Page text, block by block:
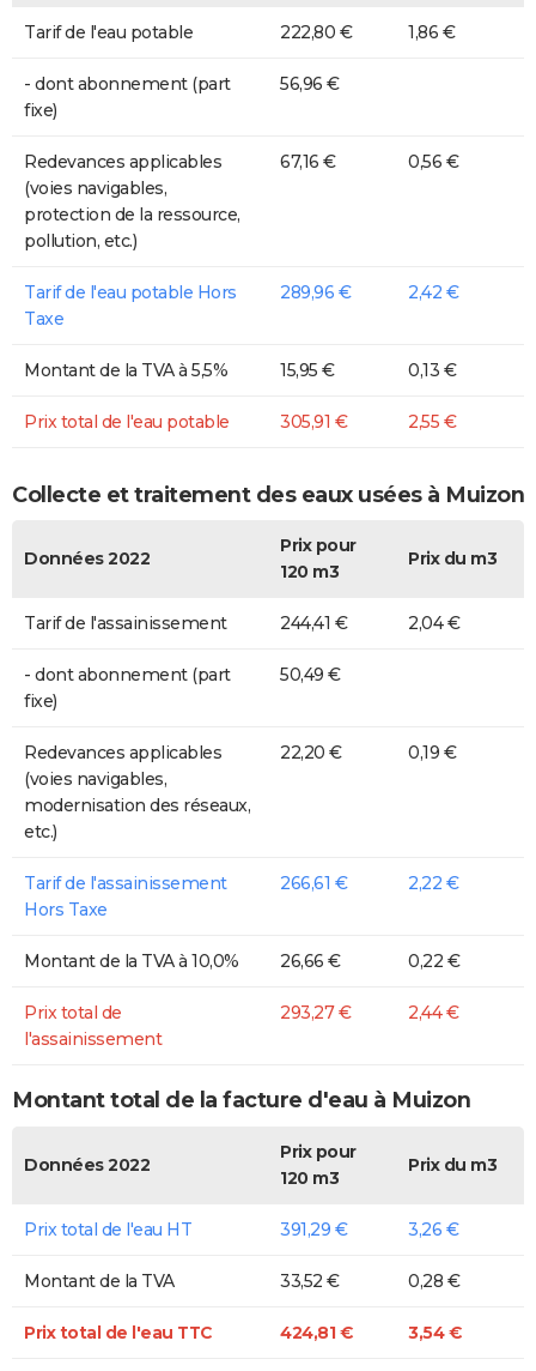
Tarif de l'eau potable 222,80 € 1,86 €
- dont abonnement (part
fixe)
56,96 €
Redevances applicables
(voies navigables,
protection de la ressource,
pollution, etc.)
67,16 € 0,56 €
Tarif de l'eau potable Hors
Taxe
289,96 € 2,42 €
Montant de la TVA à 5,5% 15,95 € 0,13 €
Prix total de l'eau potable 305,91 € 2,55 €
Collecte et traitement des eaux usées à Muizon
Données 2022
Prix pour
120 m3
Prix du m3
Tarif de l'assainissement 244,41 € 2,04 €
- dont abonnement (part
fixe)
50,49 €
Redevances applicables
(voies navigables,
modernisation des réseaux,
etc.)
22,20 € 0,19 €
Tarif de l'assainissement
Hors Taxe
266,61 € 2,22 €
Montant de la TVA à 10,0% 26,66 € 0,22 €
Prix total de
l'assainissement
293,27 € 2,44 €
Montant total de la facture d'eau à Muizon
Données 2022
Prix pour
120 m3
Prix du m3
Prix total de l'eau HT 391,29 € 3,26 €
Montant de la TVA 33,52 € 0,28 €
Prix total de l'eau TTC 424,81 € 3,54 €